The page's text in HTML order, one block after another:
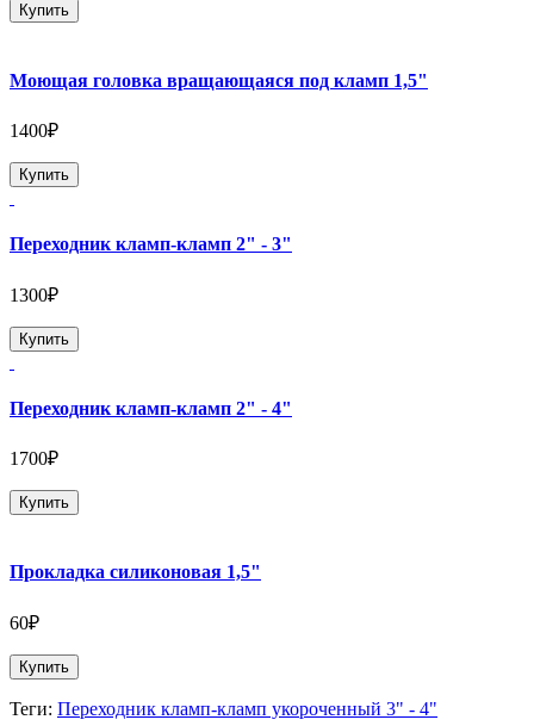
Купить
Моющая головка вращающаяся под кламп 1,5"
1400₽
Купить
Переходник кламп-кламп 2" - 3"
1300₽
Купить
Переходник кламп-кламп 2" - 4"
1700₽
Купить
Прокладка силиконовая 1,5"
60₽
Купить
Теги: Переходник кламп-кламп укороченный 3" - 4"